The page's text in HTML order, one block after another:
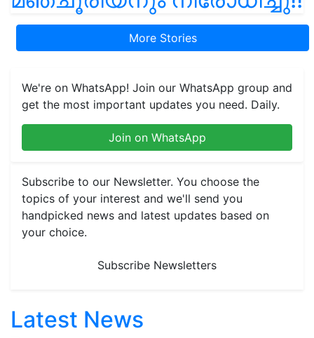
More Stories
We're on WhatsApp! Join our WhatsApp group and
get the most important updates you need. Daily.
Join on WhatsApp
Subscribe to our Newsletter. You choose the
topics of your interest and we'll send you
handpicked news and latest updates based on
your choice.
Subscribe Newsletters
Latest News